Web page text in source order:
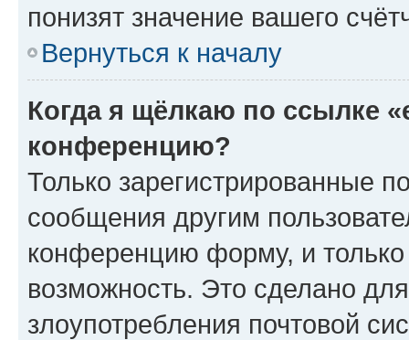
понизят значение вашего
Вернуться к началу
Когда я щёлкаю по ссылке
конференцию?
Только зарегистрированные
сообщения другим
конференцию форму, и
возможность. Это сделано
злоупотребления почтовой